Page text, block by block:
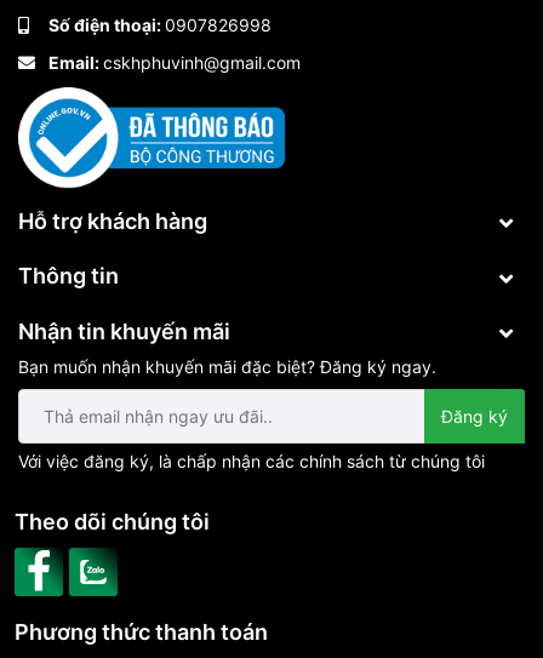
Số điện thoại:0907826998
Email:cskhphuvinh@gmail.com
Hỗ trợ khách hàng
Thông tin
Nhận tin khuyến mãi
Bạn muốn nhận khuyến mãi đặc biệt? Đăng ký ngay.
Đăng ký
Với việc đăng ký, là chấp nhận các chính sách từ chúng tôi
Phương thức thanh toán
Theo dõi chúng tôi